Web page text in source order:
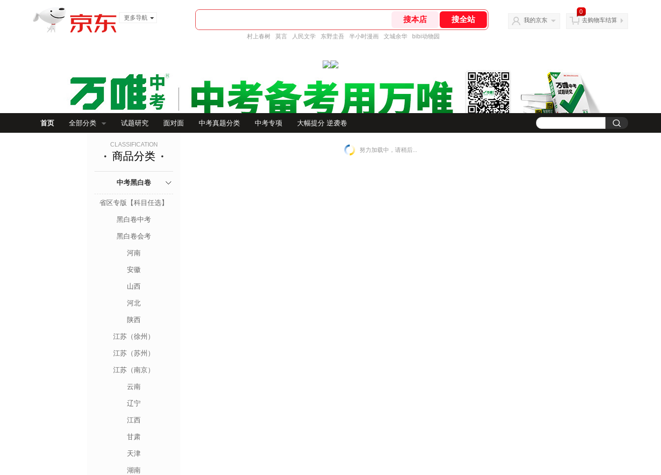
更多导航
村上春树 莫言 人民文学 东野圭吾 半小时漫画 文城余华 bibi动物园
我的京东
0
去购物车结算
首页 全部分类 试题研究 面对面 中考真题分类 中考专项 大幅提分 逆袭卷
CLASSIFICATION
商品分类
中考黑白卷
省区专版【科目任选】
黑白卷中考
黑白卷会考
河南
安徽
山西
河北
陕西
江苏（徐州）
江苏（苏州）
江苏（南京）
云南
辽宁
江西
甘肃
天津
湖南
努力加载中，请稍后...